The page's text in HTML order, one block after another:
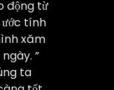
động từ
tính
xăm
”
ta